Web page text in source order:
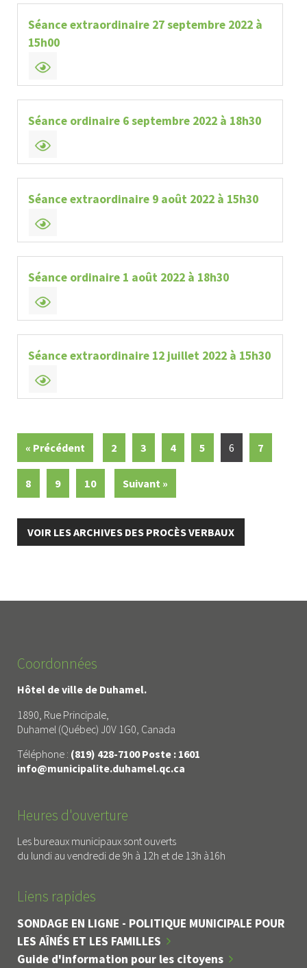
Séance extraordinaire 27 septembre 2022 à
15h00
Séance ordinaire 6 septembre 2022 à 18h30
Séance extraordinaire 9 août 2022 à 15h30
Séance ordinaire 1 août 2022 à 18h30
Séance extraordinaire 12 juillet 2022 à 15h30
« Précédent 2 3 4 5 6 7
8 9 10 Suivant »
VOIR LES ARCHIVES DES PROCÈS VERBAUX
Coordonnées
Hôtel de ville de Duhamel.
1890, Rue Principale,
Duhamel (Québec) J0V 1G0, Canada
Téléphone : (819) 428-7100 Poste : 1601
info@municipalite.duhamel.qc.ca
Heures d'ouverture
Les bureaux municipaux sont ouverts
du lundi au vendredi de 9h à 12h et de 13h à16h
Liens rapides
SONDAGE EN LIGNE - POLITIQUE MUNICIPALE POUR
LES AÎNÉS ET LES FAMILLES
Guide d'information pour les citoyens